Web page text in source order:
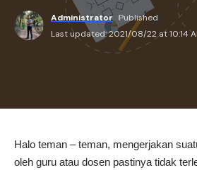
Last updated: 2021/08/22 at 10:14
Administrator Published
Halo teman – teman, mengerjakan
oleh guru atau dosen pastinya tidak